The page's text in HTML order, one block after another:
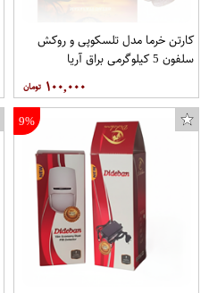
کارتن خرما مدل تلسکوپی و روکش
سلفون 5 کیلوگرمی براق آریا
۱۰۰,۰۰۰
9%